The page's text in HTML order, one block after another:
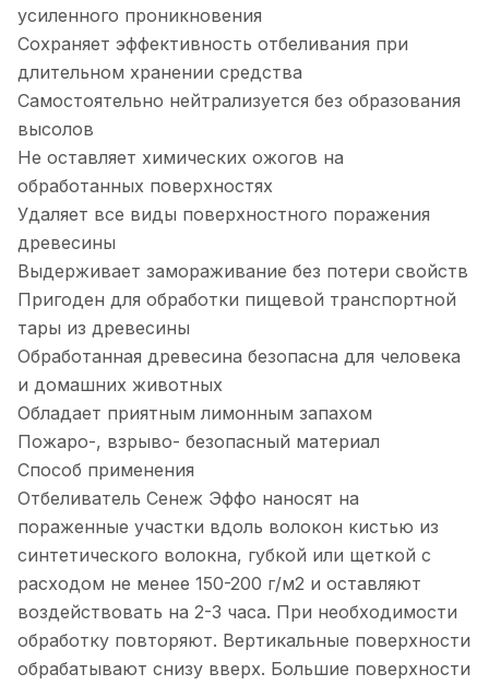
усиленного проникновения
Сохраняет эффективность отбеливания при
длительном хранении средства
Самостоятельно нейтрализуется без образования
высолов
Не оставляет химических ожогов на
обработанных поверхностях
Удаляет все виды поверхностного поражения
древесины
Выдерживает замораживание без потери свойств
Пригоден для обработки пищевой транспортной
тары из древесины
Обработанная древесина безопасна для человека
и домашних животных
Обладает приятным лимонным запахом
Пожаро-, взрыво- безопасный материал
Способ применения
Отбеливатель Сенеж Эффо наносят на
пораженные участки вдоль волокон кистью из
синтетического волокна, губкой или щеткой с
расходом не менее 150-200 г/м2 и оставляют
воздействовать на 2-3 часа. При необходимости
обработку повторяют. Вертикальные поверхности
обрабатывают снизу вверх. Большие поверхности